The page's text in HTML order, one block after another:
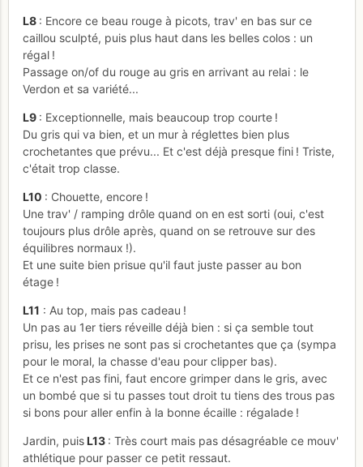
L8 : Encore ce beau rouge à picots, trav' en bas sur ce
caillou sculpté, puis plus haut dans les belles colos : un
régal !
Passage on/of du rouge au gris en arrivant au relai : le
Verdon et sa variété...
L9 : Exceptionnelle, mais beaucoup trop courte !
Du gris qui va bien, et un mur à réglettes bien plus
crochetantes que prévu... Et c'est déjà presque fini ! Triste,
c'était trop classe.
L10 : Chouette, encore !
Une trav' / ramping drôle quand on en est sorti (oui, c'est
toujours plus drôle après, quand on se retrouve sur des
équilibres normaux !).
Et une suite bien prisue qu'il faut juste passer au bon
étage !
L11 : Au top, mais pas cadeau !
Un pas au 1er tiers réveille déjà bien : si ça semble tout
prisu, les prises ne sont pas si crochetantes que ça (sympa
pour le moral, la chasse d'eau pour clipper bas).
Et ce n'est pas fini, faut encore grimper dans le gris, avec
un bombé que si tu passes tout droit tu tiens des trous pas
si bons pour aller enfin à la bonne écaille : régalade !
Jardin, puisL13 : Très court mais pas désagréable ce mouv'
athlétique pour passer ce petit ressaut.